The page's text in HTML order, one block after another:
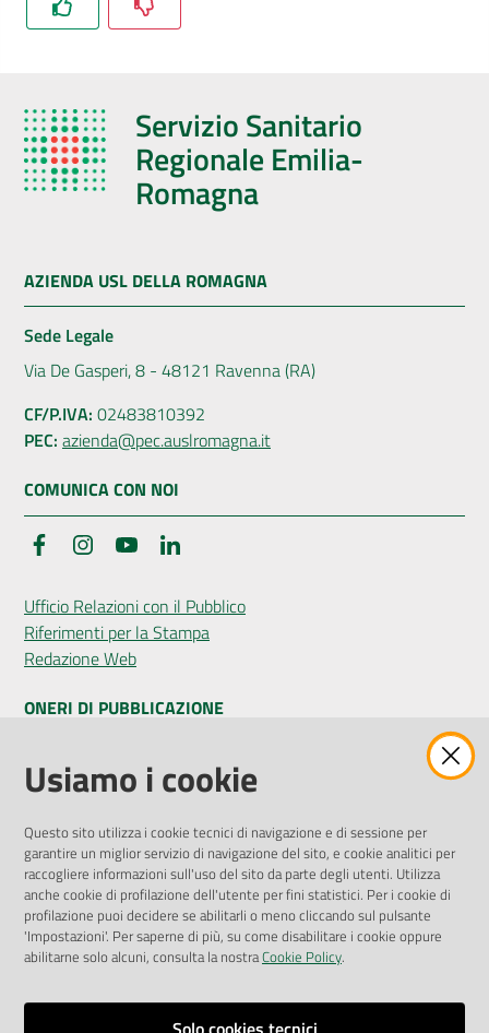
Servizio Sanitario
Regionale Emilia-
Romagna
AZIENDA USL DELLA ROMAGNA
Sede Legale
Via De Gasperi, 8 - 48121 Ravenna (RA)
CF/P.IVA: 02483810392
PEC: azienda@pec.auslromagna.it
COMUNICA CON NOI
FacebookInstagramYouTube
Ufficio Relazioni con il Pubblico
Riferimenti per la Stampa
Redazione Web
ONERI DI PUBBLICAZIONE
Amministrazione Trasparente
Pubblicità legale
Privacy Policy
Attuazione Misure PNRR
Liste di Attesa
ENTI, IMPRESE E PARTNER
Fatturazione Elettronica
Usiamo i cookie
Questo sito utilizza i cookie tecnici di navigazione e di sessione per
garantire un miglior servizio di navigazione del sito, e cookie analitici per
raccogliere informazioni sull'uso del sito da parte degli utenti. Utilizza
anche cookie di profilazione dell'utente per fini statistici. Per i cookie di
profilazione puoi decidere se abilitarli o meno cliccando sul pulsante
'Impostazioni'. Per saperne di più, su come disabilitare i cookie oppure
abilitarne solo alcuni, consulta la nostraCookie Policy.